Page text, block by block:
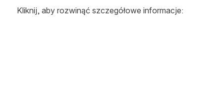
Kliknij, aby rozwinąć szczegółowe informacje: